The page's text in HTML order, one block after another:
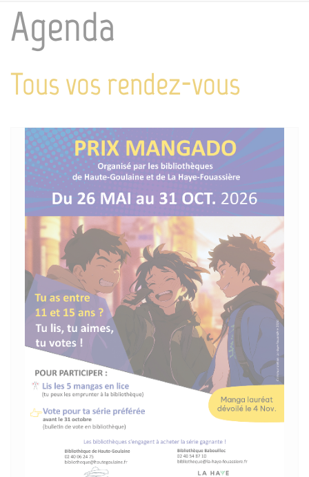
Agenda
Tous vos rendez-vous